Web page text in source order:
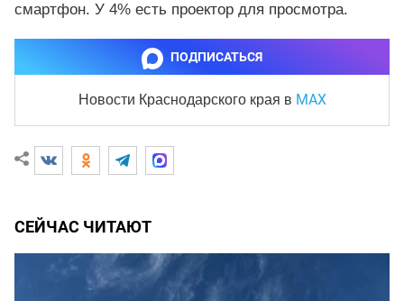
смартфон. У 4% есть проектор для просмотра.
ПОДПИСАТЬСЯ
Новости Краснодарского края в MAX
СЕЙЧАС ЧИТАЮТ